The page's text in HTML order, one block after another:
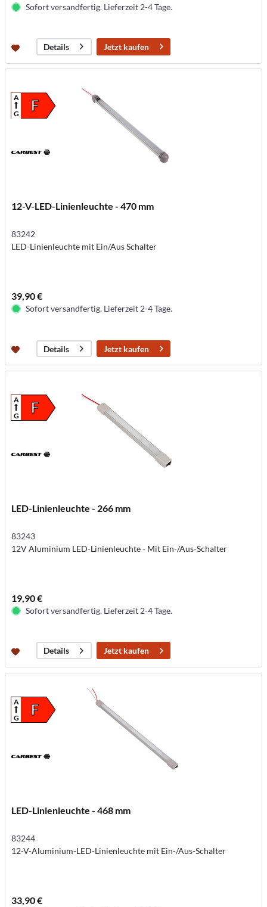
Sofort versandfertig. Lieferzeit 2-4 Tage.
Details Jetzt kaufen
F
A
G
12-V-LED-Linienleuchte - 470 mm
83242
LED-Linienleuchte mit Ein/Aus Schalter
39,90 €
Sofort versandfertig. Lieferzeit 2-4 Tage.
Details Jetzt kaufen
F
A
G
LED-Linienleuchte - 266 mm
83243
12V Aluminium LED-Linienleuchte - Mit Ein-/Aus-Schalter
19,90 €
Sofort versandfertig. Lieferzeit 2-4 Tage.
Details Jetzt kaufen
F
A
G
LED-Linienleuchte - 468 mm
83244
12-V-Aluminium-LED-Linienleuchte mit Ein-/Aus-Schalter
33,90 €